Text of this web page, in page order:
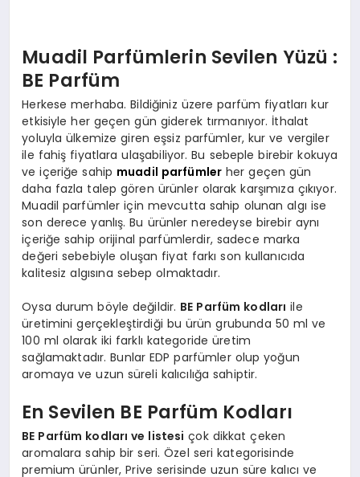
Muadil Parfümlerin Sevilen Yüzü :
BE Parfüm
Herkese merhaba. Bildiğiniz üzere parfüm fiyatları kur
etkisiyle her geçen gün giderek tırmanıyor. İthalat
yoluyla ülkemize giren eşsiz parfümler, kur ve vergiler
ile fahiş fiyatlara ulaşabiliyor. Bu sebeple birebir kokuya
ve içeriğe sahip muadil parfümler her geçen gün
daha fazla talep gören ürünler olarak karşımıza çıkıyor.
Muadil parfümler için mevcutta sahip olunan algı ise
son derece yanlış. Bu ürünler neredeyse birebir aynı
içeriğe sahip orijinal parfümlerdir, sadece marka
değeri sebebiyle oluşan fiyat farkı son kullanıcıda
kalitesiz algısına sebep olmaktadır.
Oysa durum böyle değildir. BE Parfüm kodları ile
üretimini gerçekleştirdiği bu ürün grubunda 50 ml ve
100 ml olarak iki farklı kategoride üretim
sağlamaktadır. Bunlar EDP parfümler olup yoğun
aromaya ve uzun süreli kalıcılığa sahiptir.
En Sevilen BE Parfüm Kodları
BE Parfüm kodları ve listesi çok dikkat çeken
aromalara sahip bir seri. Özel seri kategorisinde
premium ürünler, Prive serisinde uzun süre kalıcı ve